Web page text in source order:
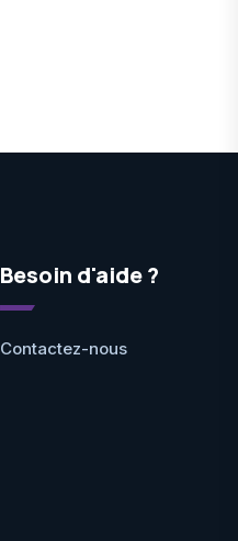
Besoin d'aide ?
Contactez-nous